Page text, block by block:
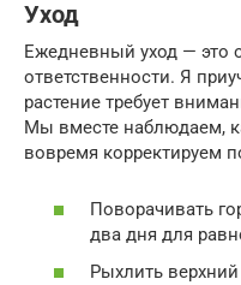
Уход
Ежедневный уход — это
ответственности. Я
растение требует
Мы вместе наблюдаем,
вовремя корректируем
Поворачивать
два дня для
Рыхлить